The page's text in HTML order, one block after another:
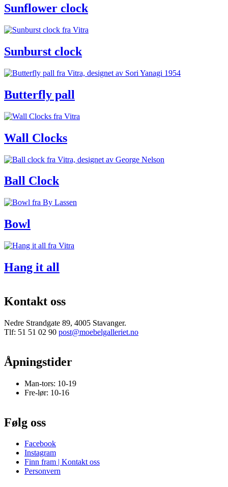
Sunflower clock
Sunburst clock
Butterfly pall
Wall Clocks
Ball Clock
Bowl
Hang it all
Kontakt oss
Nedre Strandgate 89, 4005 Stavanger.
Tlf: 51 51 02 90 post@moebelgalleriet.no
Åpningstider
Man-tors: 10-19
Fre-lør: 10-16
Følg oss
Facebook
Instagram
Finn fram | Kontakt oss
Personvern